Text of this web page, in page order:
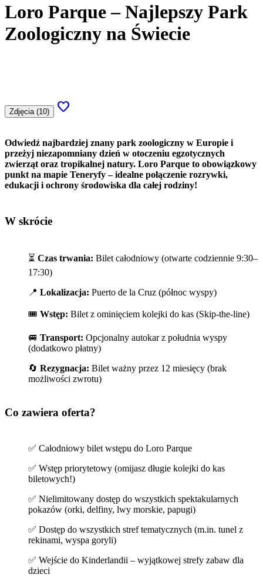
Loro Parque – Najlepszy Park
Zoologiczny na Świecie
Zdjęcia (10) favorite
Odwiedź najbardziej znany park zoologiczny w Europie i
przeżyj niezapomniany dzień w otoczeniu egzotycznych
zwierząt oraz tropikalnej natury. Loro Parque to obowiązkowy
punkt na mapie Teneryfy – idealne połączenie rozrywki,
edukacji i ochrony środowiska dla całej rodziny!
W skrócie
⏳ Czas trwania: Bilet całodniowy (otwarte codziennie 9:30–
17:30)
📍 Lokalizacja: Puerto de la Cruz (północ wyspy)
🎟️ Wstęp: Bilet z ominięciem kolejki do kas (Skip-the-line)
🚐 Transport: Opcjonalny autokar z południa wyspy
(dodatkowo płatny)
🔄 Rezygnacja: Bilet ważny przez 12 miesięcy (brak
możliwości zwrotu)
Co zawiera oferta?
✅ Całodniowy bilet wstępu do Loro Parque
✅ Wstęp priorytetowy (omijasz długie kolejki do kas
biletowych!)
✅ Nielimitowany dostęp do wszystkich spektakularnych
pokazów (orki, delfiny, lwy morskie, papugi)
✅ Dostęp do wszystkich stref tematycznych (m.in. tunel z
rekinami, wyspa goryli)
✅ Wejście do Kinderlandii – wyjątkowej strefy zabaw dla
dzieci